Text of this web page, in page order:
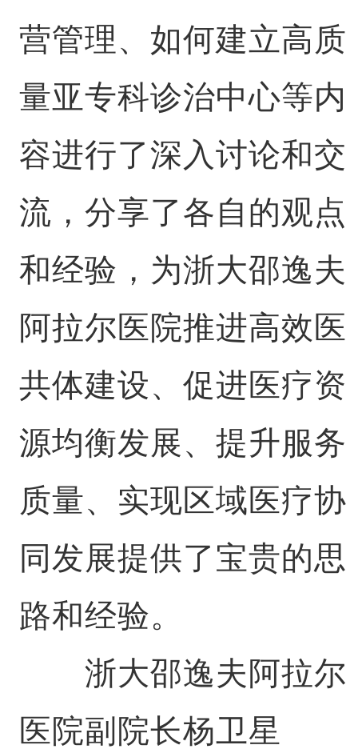
营管理、如何建立高质
量亚专科诊治中心等内
容进行了深入讨论和交
流，分享了各自的观点
和经验，为浙大邵逸夫
阿拉尔医院推进高效医
共体建设、促进医疗资
源均衡发展、提升服务
质量、实现区域医疗协
同发展提供了宝贵的思
路和经验。
浙大邵逸夫阿拉尔
医院副院长杨卫星